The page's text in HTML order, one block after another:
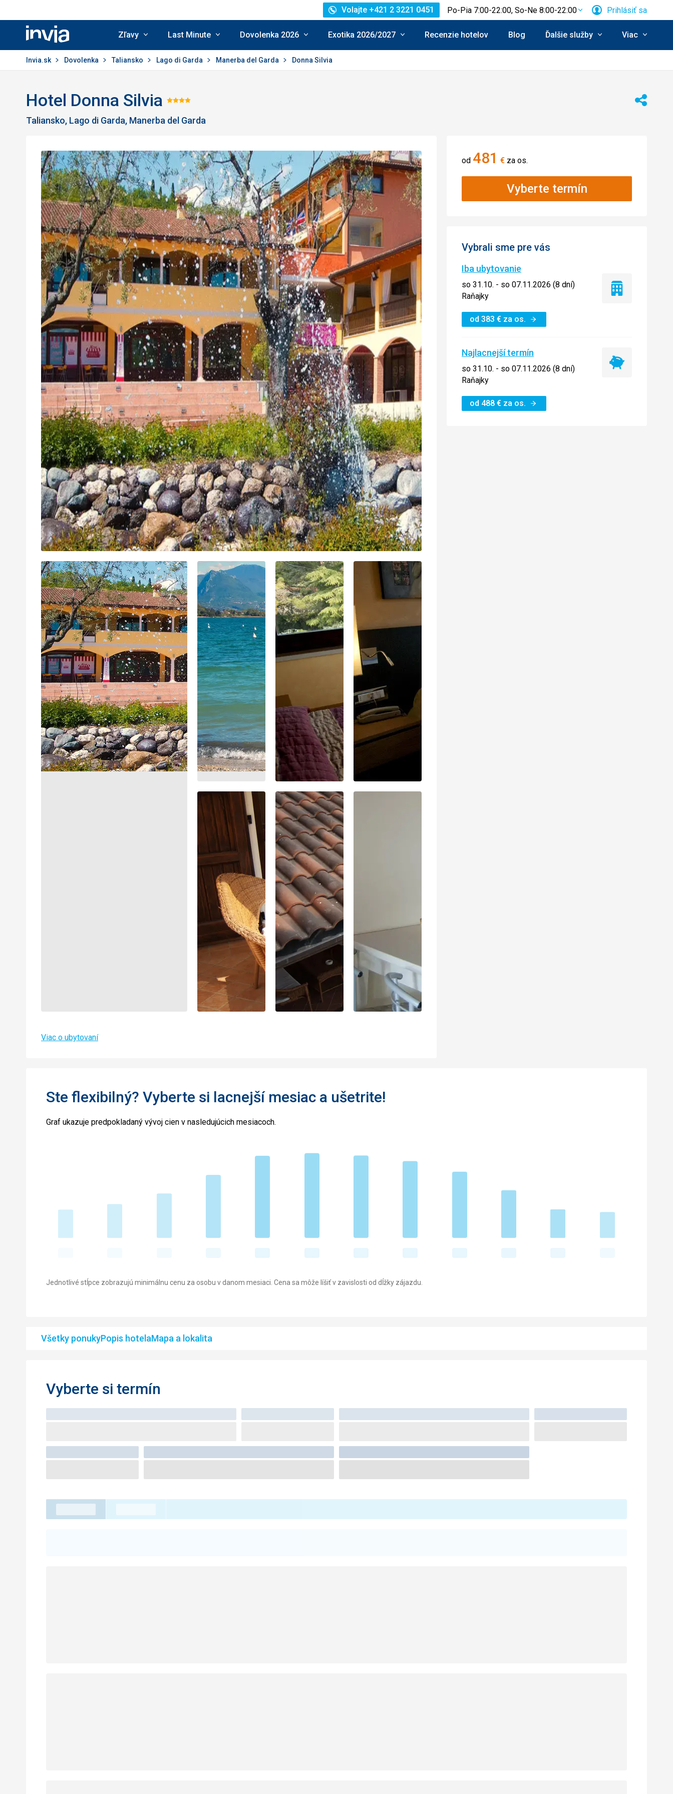
Invia.sk
Volajte +421 2 3221 0451 Po-Pia 7:00-22:00, So-Ne 8:00-22:00 Prihlásiť sa
Zľavy Last Minute Dovolenka 2026 Exotika 2026/2027 Recenzie hotelov Blog Ďalšie služby Viac
Invia.sk Dovolenka Taliansko Lago di Garda Manerba del Garda Donna Silvia
Hotel Donna Silvia Hodnotenie:
4/5
Taliansko, Lago di Garda, Manerba del Garda
Zdieľať
Viac o ubytovaní
od 481 € za os.
Vyberte termín
Vybrali sme pre vás
Iba ubytovanie
so 31.10. - so 07.11.2026 (8 dní)
Raňajky
od 383 € za os.
Iba
Najlacnejší termín
so 31.10. - so 07.11.2026 (8 dní)
Raňajky
od 488 € za os.
Najlacnejší
Ste flexibilný? Vyberte si lacnejší mesiac a ušetrite!
Graf ukazuje predpokladaný vývoj cien v nasledujúcich mesiacoch.
Jednotlivé stĺpce zobrazujú minimálnu cenu za osobu v danom mesiaci. Cena sa môže líšiť v zavislosti od dĺžky zájazdu.
Všetky ponukyPopis hotelaMapa a lokalita
Vyberte si termín